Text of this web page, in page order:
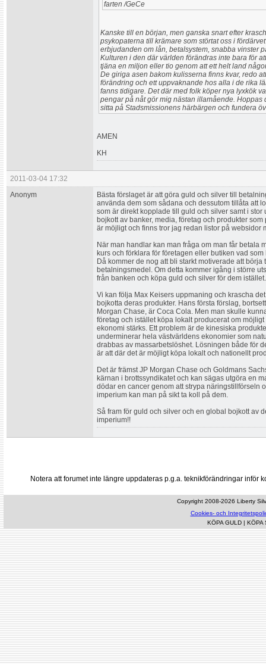
farten /GeCe
Kanske till en början, men ganska snart efter
psykopaterna till krämare som störtat oss i
erbjudanden om lån, betalsystem, snabba vinster
Kulturen i den där världen förändras inte bara för
tjäna en miljon eller tio genom att ett helt land
De giriga asen bakom kulisserna finns kvar, redo
förändring och ett uppvaknande hos alla i de rika
fanns tidigare. Det där med folk köper nya lyxkök
pengar på nåt gör mig nästan illamående.
sitta på Stadsmissionens härbärgen och fundera
AMEN
KH
2011-03-04 17:32
Anonym
Bästa förslaget är att göra guld och silver till
använda dem som sådana och dessutom tillåta att
som är direkt kopplade till guld och silver samt i
bojkott av banker, media, företag och produkter
är möjligt och finns tror jag redan listor på websidor
När man handlar kan man fråga om man får betala
kurs och förklara för företagen eller butiken vad
Då kommer de nog att bli starkt motiverade att
betalningsmedel. Om detta kommer igång i större
från banken och köpa guld och silver för dem istället.
Vi kan följa Max Keisers uppmaning och krascha
bojkotta deras produkter. Hans första förslag,
Morgan Chase, är Coca Cola. Men man skulle
företag och istället köpa lokalt producerat om
ekonomi stärks. Ett problem är de kinesiska
underminerar hela västvärldens ekonomier som
drabbas av massarbetslöshet. Lösningen både för
är att där det är möjligt köpa lokalt och nationellt
Det är främst JP Morgan Chase och Goldmans
kärnan i brottssyndikatet och kan sägas utgöra en
dödar en cancer genom att strypa näringstillförseln
imperium kan man på sikt ta koll på dem.
Så fram för guld och silver och en global bojkott av
imperium!!
Notera att forumet inte längre uppdateras p.g.a. teknikförändringar inför
Copyright 2008-2026 Liberty
Cookies- och
KÖPA GULD| KÖPA